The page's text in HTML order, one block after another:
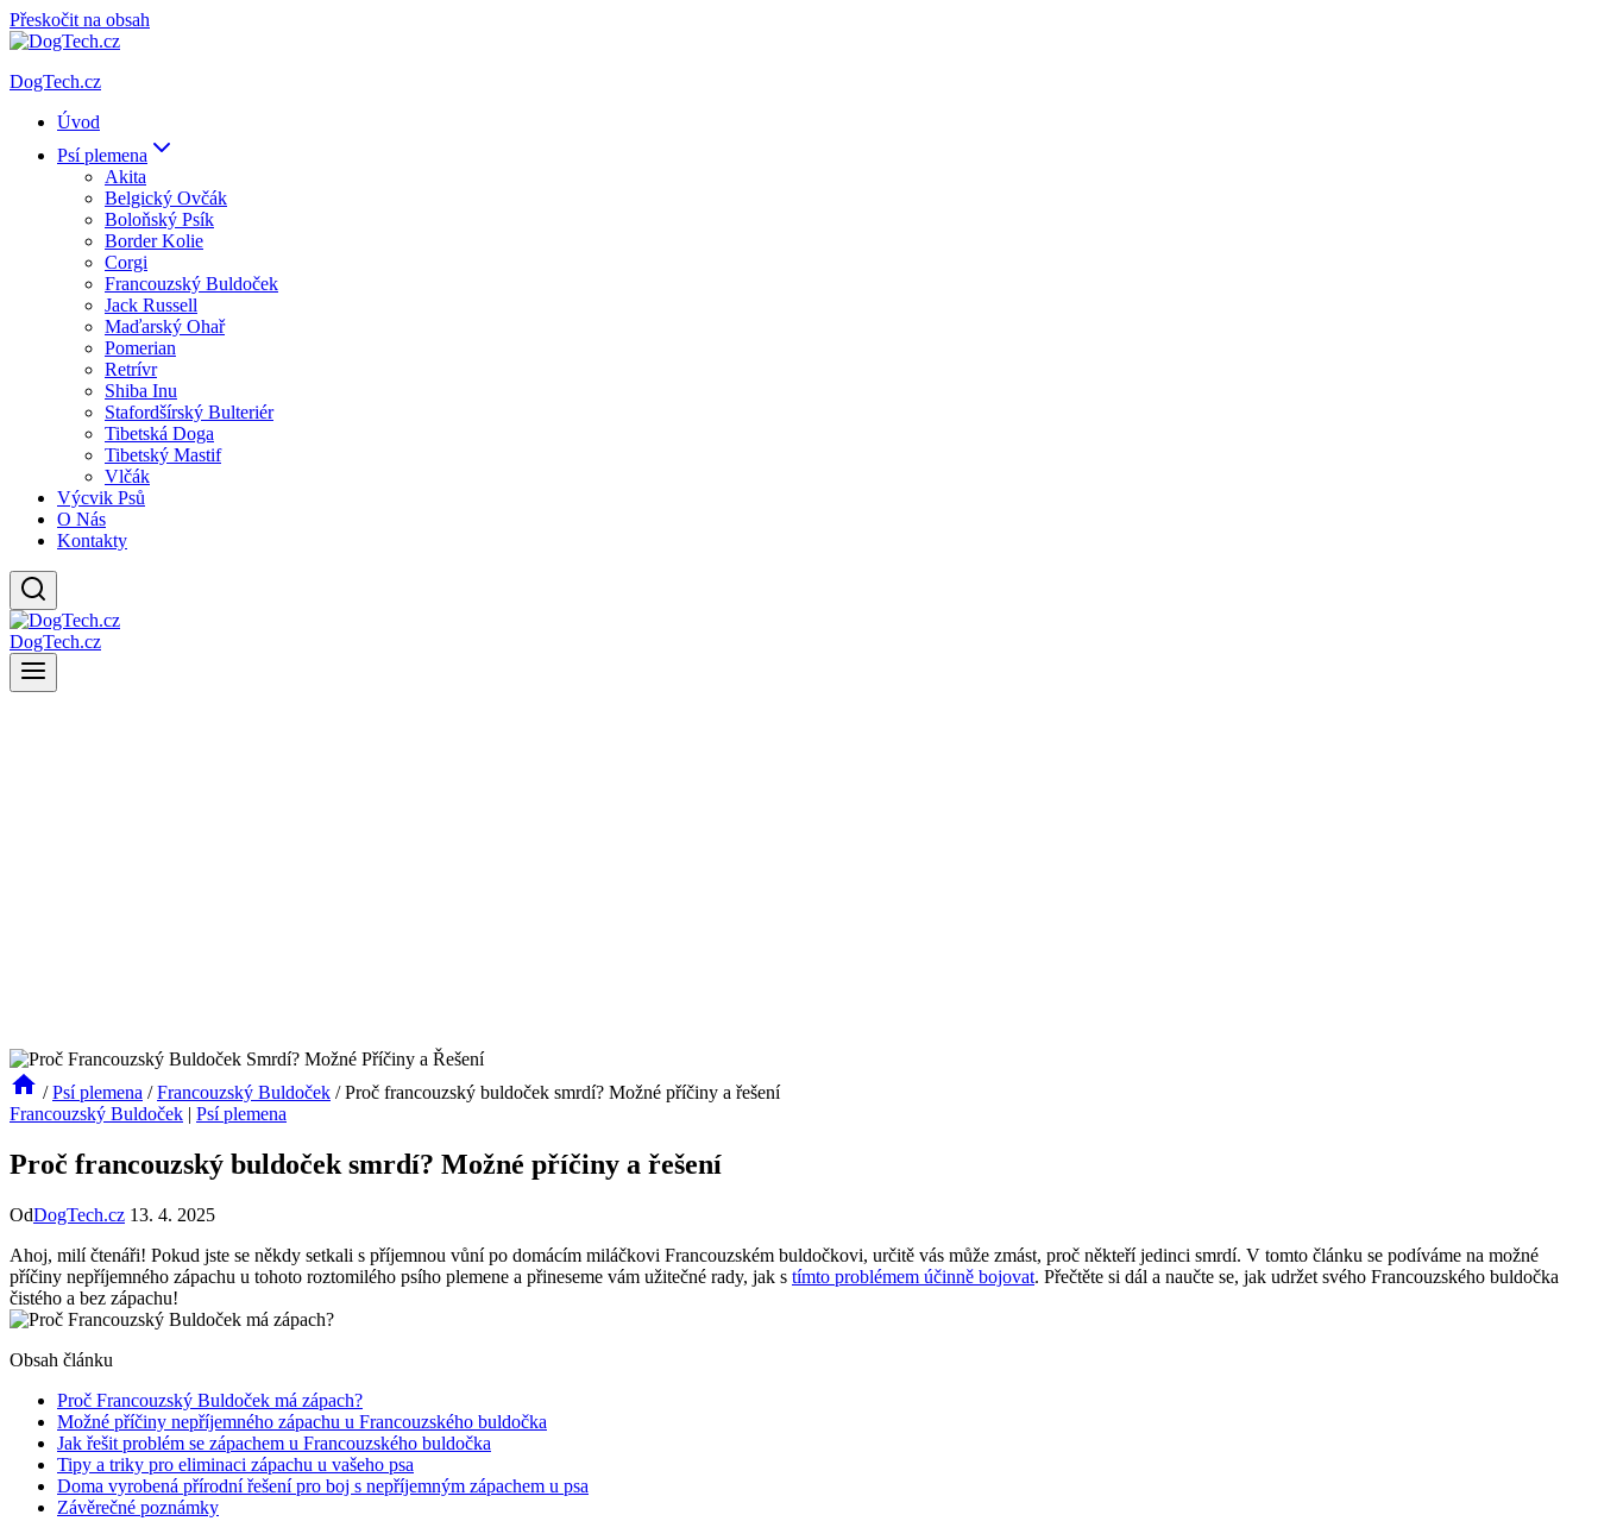
Přeskočit na obsah
DogTech.cz
Úvod
Psí plemena
Akita
Belgický Ovčák
Boloňský Psík
Border Kolie
Corgi
Francouzský Buldoček
Jack Russell
Maďarský Ohař
Pomerian
Retrívr
Shiba Inu
Stafordšírský Bulteriér
Tibetská Doga
Tibetský Mastif
Vlčák
Výcvik Psů
O Nás
Kontakty
DogTech.cz
/ Psí plemena / Francouzský Buldoček / Proč francouzský buldoček smrdí? Možné příčiny a řešení
Francouzský Buldoček | Psí plemena
Proč francouzský buldoček smrdí? Možné příčiny a řešení
OdDogTech.cz 13. 4. 2025
Ahoj,⁢ milí čtenáři! Pokud jste se někdy⁢ setkali s příjemnou vůní po domácím miláčkovi​ Francouzském‍ buldočkovi, ⁣určitě vás⁢ může zmást, proč⁤ někteří jedinci smrdí. V tomto ⁤článku se‍ podíváme na možné⁢
příčiny nepříjemného zápachu u tohoto roztomilého⁣ psího ⁣plemene⁢ a přineseme ​vám užitečné rady, jak s tímto problémem účinně bojovat.‌ Přečtěte si⁤ dál a naučte​ se, jak ⁣udržet svého Francouzského buldočka
čistého a ‌bez zápachu!
Obsah článku
Proč​ Francouzský Buldoček má zápach?
Možné příčiny nepříjemného zápachu u Francouzského buldočka
Jak řešit ⁣problém se zápachem u ⁣Francouzského buldočka
Tipy a triky pro eliminaci zápachu u vašeho​ psa
Doma vyrobená ‍přírodní řešení pro boj s nepříjemným zápachem u⁣ psa
Závěrečné poznámky